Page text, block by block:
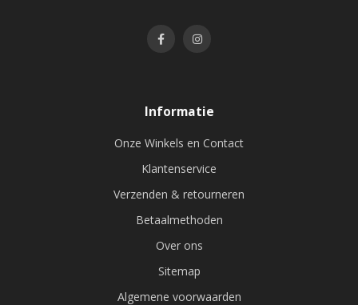
Informatie
Onze Winkels en Contact
Klantenservice
Verzenden & retourneren
Betaalmethoden
Over ons
Sitemap
Algemene voorwaarden